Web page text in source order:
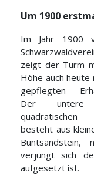
Um 1900
Im Jahr 1900
zeigt der Turm
Höhe auch heute
gepflegten
Der
quadratischen
besteht aus
Buntsandstein,
verjüngt sich
aufgesetzt ist.